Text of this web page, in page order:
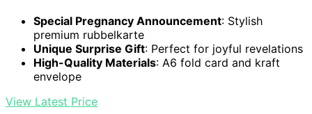
Special Pregnancy Announcement: Stylish
premium rubbelkarte
Unique Surprise Gift: Perfect for joyful revelations
High-Quality Materials: A6 fold card and kraft
envelope
View Latest Price